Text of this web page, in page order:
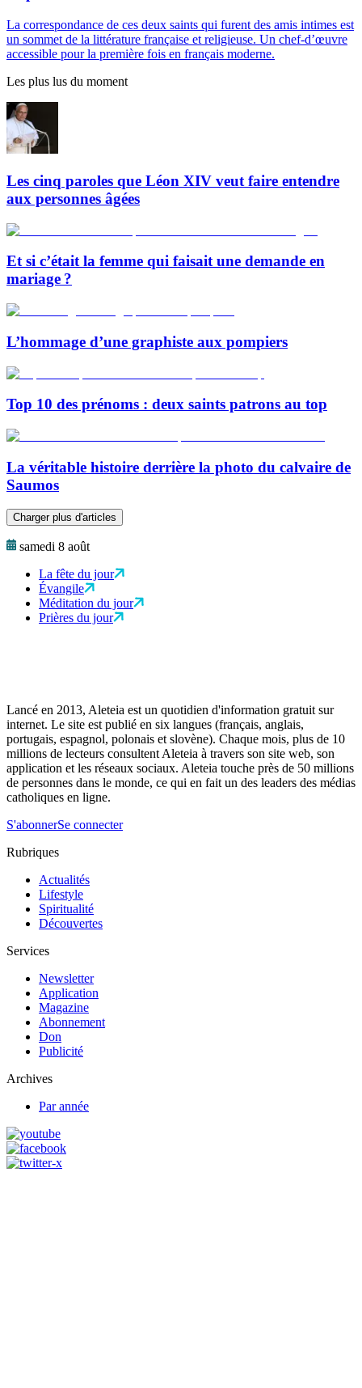
La correspondance de ces deux saints qui furent des amis intimes est
un sommet de la littérature française et religieuse. Un chef-d’œuvre
accessible pour la première fois en français moderne.
Les plus lus du moment
Les cinq paroles que Léon XIV veut faire entendre
aux personnes âgées
Et si c’était la femme qui faisait une demande en
mariage ?
L’hommage d’une graphiste aux pompiers
Top 10 des prénoms : deux saints patrons au top
La véritable histoire derrière la photo du calvaire de
Saumos
Charger plus d'articles
samedi 8 août
La fête du jour
Évangile
Méditation du jour
Prières du jour
Lancé en 2013, Aleteia est un quotidien d'information gratuit sur
internet. Le site est publié en six langues (français, anglais,
portugais, espagnol, polonais et slovène). Chaque mois, plus de 10
millions de lecteurs consultent Aleteia à travers son site web, son
application et les réseaux sociaux. Aleteia touche près de 50 millions
de personnes dans le monde, ce qui en fait un des leaders des médias
catholiques en ligne.
S'abonnerSe connecter
Rubriques
Actualités
Lifestyle
Spiritualité
Découvertes
Services
Newsletter
Application
Magazine
Abonnement
Don
Publicité
Archives
Par année